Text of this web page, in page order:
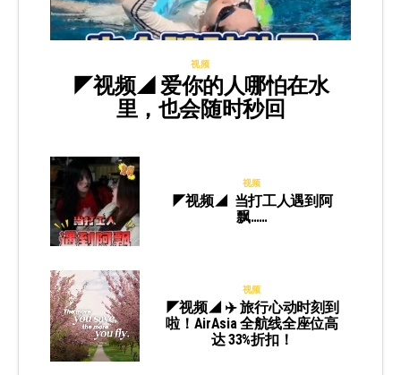
视频
◤视频◢ 爱你的人哪怕在水
里，也会随时秒回
视频
◤视频◢ 当打工人遇到阿
飘……
视频
◤视频◢ ✈️ 旅行心动时刻到
啦！AirAsia 全航线全座位高
达 33%折扣！